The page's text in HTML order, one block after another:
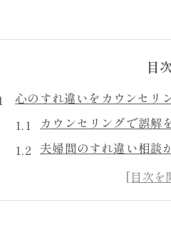
目次
心のすれ違いをカウンセリ
カウンセリングで誤解
夫婦間のすれ違い相談
浮気疑惑に悩む心を整
心の距離が縮まる夫婦